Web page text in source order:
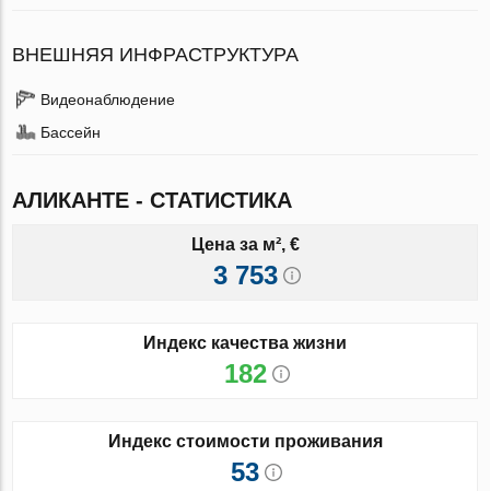
ВНЕШНЯЯ ИНФРАСТРУКТУРА
Видеонаблюдение
Бассейн
АЛИКАНТЕ - СТАТИСТИКА
Цена за м², €
3 753
Индекс качества жизни
182
Индекс стоимости проживания
53